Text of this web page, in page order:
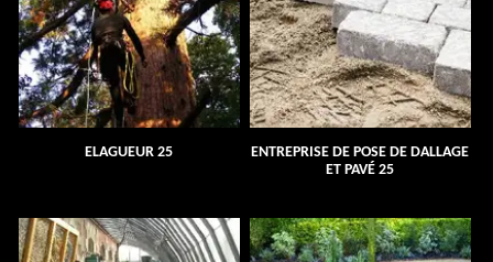
ELAGUEUR 25
ENTREPRISE DE POSE DE DALLAGE
ET PAVÉ 25